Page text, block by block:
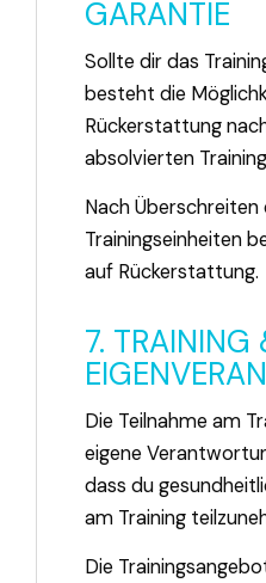
GARANTIE
Sollte dir das
besteht die
Rückerstattung
absolvierten
Nach Überschreiten
Trainingseinheiten
auf Rückerstattung.
7. TRAINING
Die Teilnahme am
eigene
dass du
am Training
Die